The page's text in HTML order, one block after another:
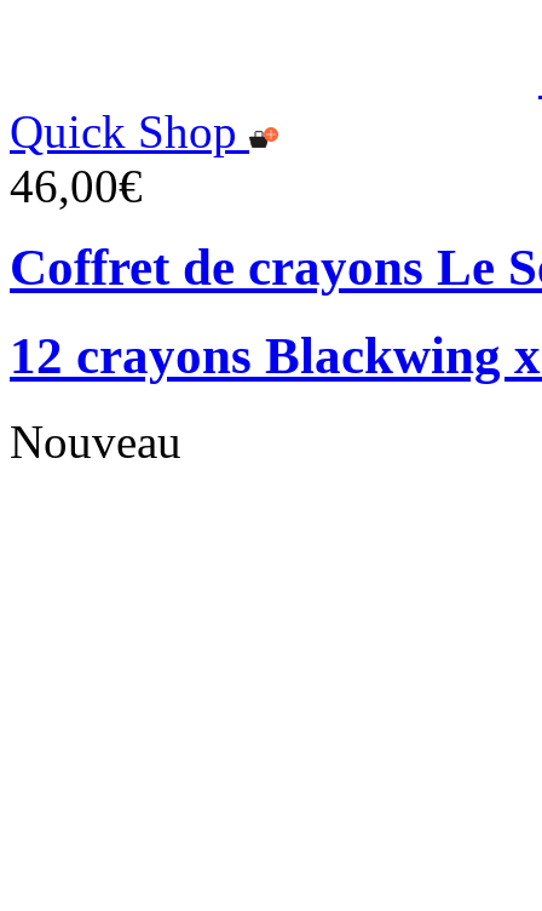
Quick Shop
46,00€
Coffret de crayons Le
12 crayons Blackwing
Nouveau